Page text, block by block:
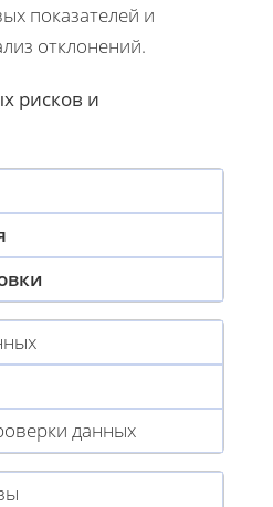
показателей и
отклонений.
рисков и
данных